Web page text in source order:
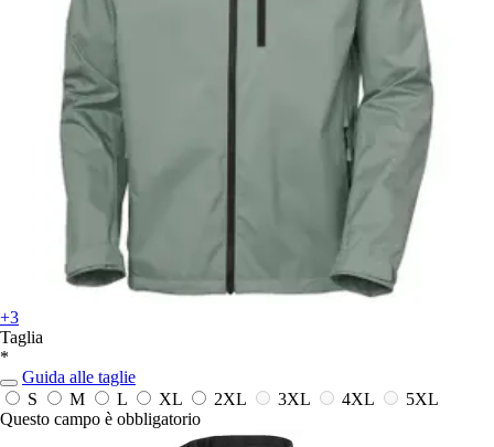
+3
Taglia
*
Guida alle taglie
S
M L XL 2XL 3XL 4XL
5XL
Questo campo è obbligatorio